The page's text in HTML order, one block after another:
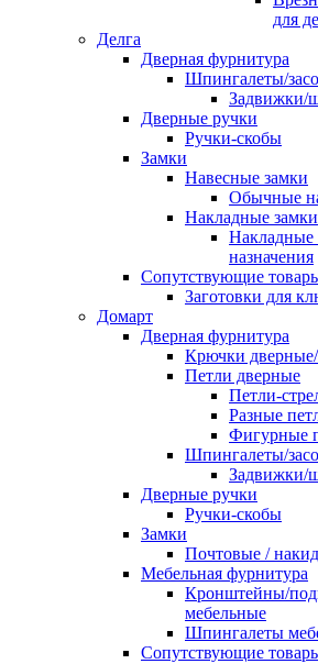
для
Делга
Дверная фурнитура
Шпингалеты/
Задвижки/
Дверные ручки
Ручки-скобы
Замки
Навесные замки
Обычные
Накладные замки
Накладные
назначения
Сопутствующие
Заготовки для
Домарт
Дверная фурнитура
Крючки
Петли дверные
Петли-
Разные
Фигурные
Шпингалеты/
Задвижки/
Дверные ручки
Ручки-скобы
Замки
Почтовые /
Мебельная фурнитура
Кронштейны/
мебельные
Шпингалеты
Сопутствующие